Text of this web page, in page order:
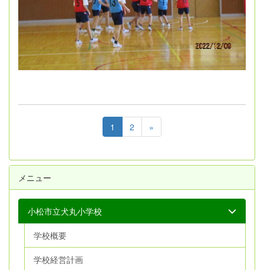
1 2 »
メニュー
小松市立犬丸小学校
学校概要
学校経営計画